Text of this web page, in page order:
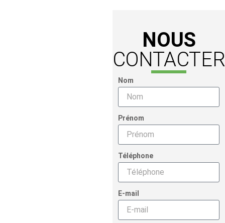
NOUS
CONTACTER
Nom
Prénom
Téléphone
E-mail